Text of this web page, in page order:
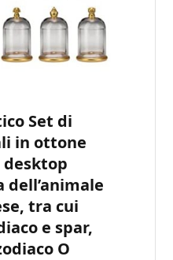
Set di
in ottone
desktop
dell’animale
tra cui
e spar,
O